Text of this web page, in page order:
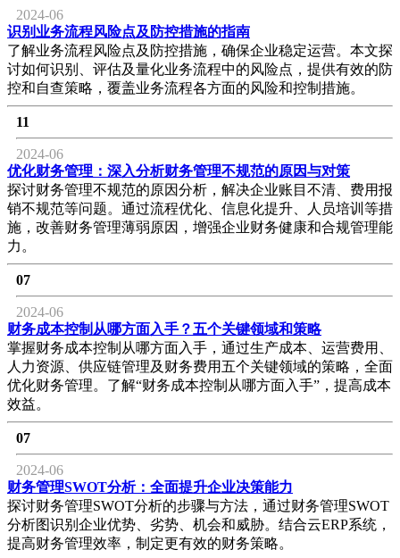
2024-06
识别业务流程风险点及防控措施的指南
了解业务流程风险点及防控措施，确保企业稳定运营。本文探
讨如何识别、评估及量化业务流程中的风险点，提供有效的防
控和自查策略，覆盖业务流程各方面的风险和控制措施。
11
2024-06
优化财务管理：深入分析财务管理不规范的原因与对策
探讨财务管理不规范的原因分析，解决企业账目不清、费用报
销不规范等问题。通过流程优化、信息化提升、人员培训等措
施，改善财务管理薄弱原因，增强企业财务健康和合规管理能
力。
07
2024-06
财务成本控制从哪方面入手？五个关键领域和策略
掌握财务成本控制从哪方面入手，通过生产成本、运营费用、
人力资源、供应链管理及财务费用五个关键领域的策略，全面
优化财务管理。了解“财务成本控制从哪方面入手”，提高成本
效益。
07
2024-06
财务管理SWOT分析：全面提升企业决策能力
探讨财务管理SWOT分析的步骤与方法，通过财务管理SWOT
分析图识别企业优势、劣势、机会和威胁。结合云ERP系统，
提高财务管理效率，制定更有效的财务策略。